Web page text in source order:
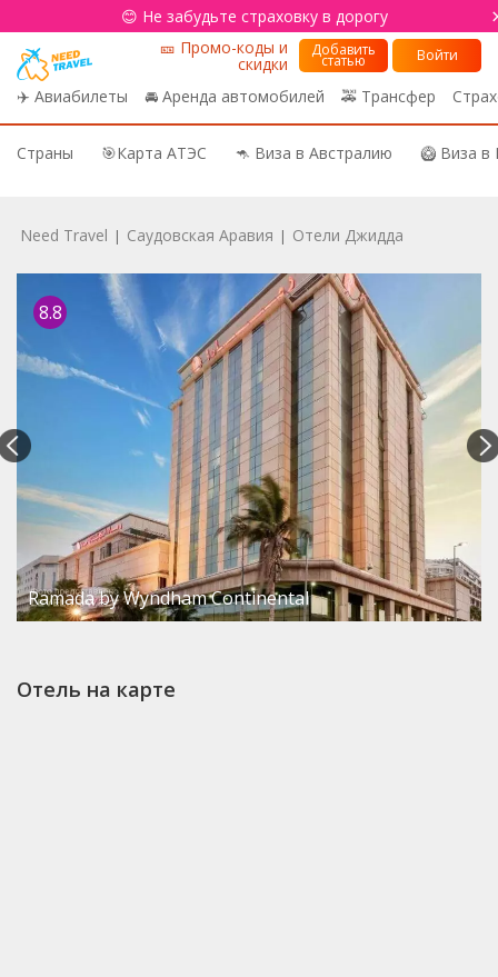
😊 Не забудьте страховку в дорогу
✈️ Авиабилеты 🚘 Аренда автомобилей 🚕 Трансфер
🎫 Промо-коды и
скидки
Добавить
статью Войти
Страны 🎯Карта АТЭС 🦘 Виза в Австралию 🥝 Виза
Need Travel | Саудовская Аравия | Отели Джидда
8.8
Ramada by Wyndham Continental
Отель на карте